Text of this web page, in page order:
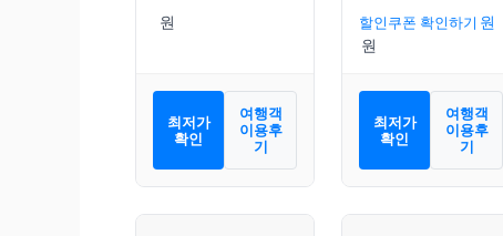
최저가
확인
여행객
이용후
기
할인쿠폰 확인하기
최저가
확인
여행객
이용후
기